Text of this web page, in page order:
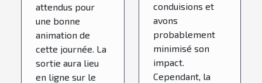
attendus pour
une bonne
animation de
cette journée. La
sortie aura lieu
en ligne sur le
conduisions et
avons
probablement
minimisé son
impact.
Cependant, la